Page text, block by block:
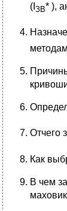
(I ЗВ* ),
Отчего
Как
В чем